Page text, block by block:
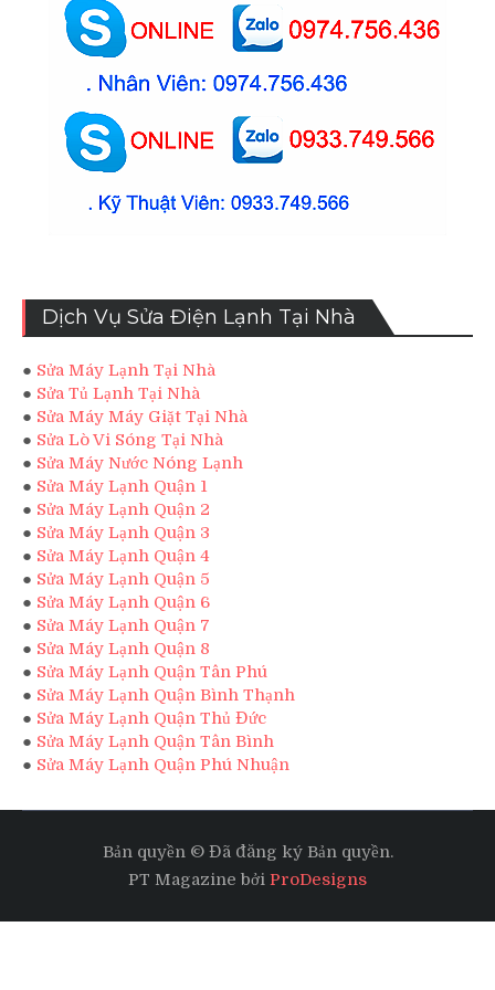
Dịch Vụ Sửa Điện Lạnh Tại Nhà
● Sửa Máy Lạnh Tại Nhà
● Sửa Tủ Lạnh Tại Nhà
● Sửa Máy Máy Giặt Tại Nhà
● Sửa Lò Vi Sóng Tại Nhà
● Sửa Máy Nước Nóng Lạnh
● Sửa Máy Lạnh Quận 1
● Sửa Máy Lạnh Quận 2
● Sửa Máy Lạnh Quận 3
● Sửa Máy Lạnh Quận 4
● Sửa Máy Lạnh Quận 5
● Sửa Máy Lạnh Quận 6
● Sửa Máy Lạnh Quận 7
● Sửa Máy Lạnh Quận 8
● Sửa Máy Lạnh Quận Tân Phú
● Sửa Máy Lạnh Quận Bình Thạnh
● Sửa Máy Lạnh Quận Thủ Đức
● Sửa Máy Lạnh Quận Tân Bình
● Sửa Máy Lạnh Quận Phú Nhuận
Bản quyền © Đã đăng ký Bản quyền.
PT Magazine bởi ProDesigns